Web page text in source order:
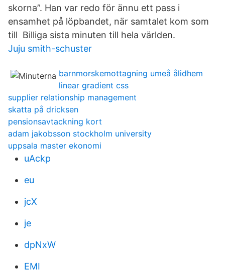
skorna”. Han var redo för ännu ett pass i
ensamhet på löpbandet, när samtalet kom som
till Billiga sista minuten till hela världen.
Juju smith-schuster
barnmorskemottagning umeå ålidhem
linear gradient css
supplier relationship management
skatta på dricksen
pensionsavtackning kort
adam jakobsson stockholm university
uppsala master ekonomi
uAckp
eu
jcX
je
dpNxW
EMI